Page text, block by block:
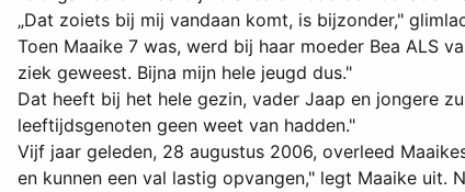
„Dat zoiets bij mij vandaan komt, is bijzonder,"
Toen Maaike 7 was, werd bij haar moeder Bea ALS
ziek geweest. Bijna mijn hele jeugd dus."
Dat heeft bij het hele gezin, vader Jaap en jongere
leeftijdsgenoten geen weet van hadden."
Vijf jaar geleden, 28 augustus 2006, overleed
en kunnen een val lastig opvangen," legt Maaike uit.